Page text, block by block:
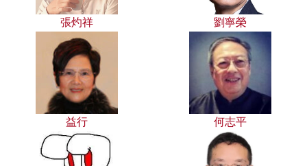
張灼祥 劉寧榮
益行 何志平